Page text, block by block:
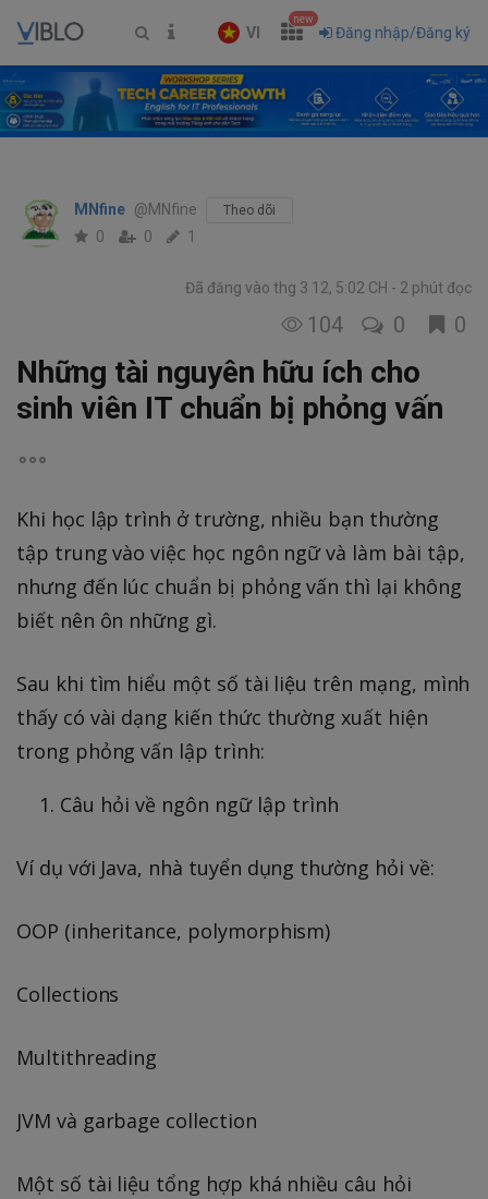
VI
new
Đăng nhập/Đăng ký
MNfine @MNfine Theo dõi
0 0 1
Đã đăng vào thg 3 12, 5:02 CH 2 phút đọc
104 0 0
Những tài nguyên hữu ích cho
sinh viên IT chuẩn bị phỏng vấn
Khi học lập trình ở trường, nhiều bạn thường
tập trung vào việc học ngôn ngữ và làm bài tập,
nhưng đến lúc chuẩn bị phỏng vấn thì lại không
biết nên ôn những gì.
Sau khi tìm hiểu một số tài liệu trên mạng, mình
thấy có vài dạng kiến thức thường xuất hiện
trong phỏng vấn lập trình:
Câu hỏi về ngôn ngữ lập trình
Ví dụ với Java, nhà tuyển dụng thường hỏi về:
OOP (inheritance, polymorphism)
Collections
Multithreading
JVM và garbage collection
Một số tài liệu tổng hợp khá nhiều câu hỏi